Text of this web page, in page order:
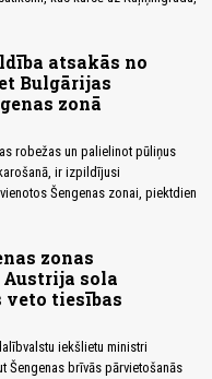
atsakās no
Bulgārijas
zonā
robežas un palielinot pūliņus
ir izpildījusi
Šengenas zonai, piektdien
zonas
sola
tiesības
iekšlietu ministri
Šengenas brīvās pārvietošanās